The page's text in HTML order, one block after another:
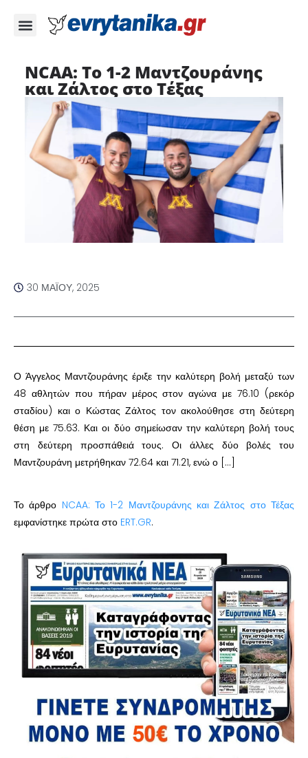
NCAA: Το 1-2 Μαντζουράνης
και Ζάλτος στο Τέξας
30 ΜΑΪ́ΟΥ, 2025
Ο Άγγελος Μαντζουράνης έριξε την καλύτερη βολή μεταξύ των
48 αθλητών που πήραν μέρος στον αγώνα με 76.10 (ρεκόρ
σταδίου) και ο Κώστας Ζάλτος τον ακολούθησε στη δεύτερη
θέση με 75.63. Και οι δύο σημείωσαν την καλύτερη βολή τους
στη δεύτερη προσπάθειά τους. Οι άλλες δύο βολές του
Μαντζουράνη μετρήθηκαν 72.64 και 71.21, ενώ ο […]
Το άρθρο NCAA: Το 1-2 Μαντζουράνης και Ζάλτος στο Τέξας
εμφανίστηκε πρώτα στο ERT.GR.